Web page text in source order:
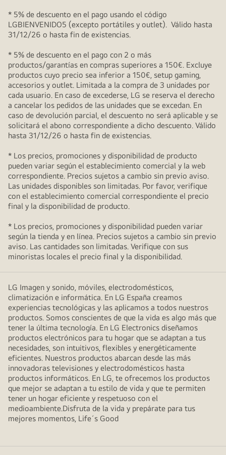
* 5% de descuento en el pago usando el código
LGBIENVENIDO5 (excepto portátiles y outlet). Válido hasta
31/12/26 o hasta fin de existencias.
* 5% de descuento en el pago con 2 o más
productos/garantías en compras superiores a 150€. Excluye
productos cuyo precio sea inferior a 150€, setup gaming,
accesorios y outlet. Limitada a la compra de 3 unidades por
cada usuario. En caso de excederse, LG se reserva el derecho
a cancelar los pedidos de las unidades que se excedan. En
caso de devolución parcial, el descuento no será aplicable y se
solicitará el abono correspondiente a dicho descuento. Válido
hasta 31/12/26 o hasta fin de existencias.
* Los precios, promociones y disponibilidad de producto
pueden variar según el establecimiento comercial y la web
correspondiente. Precios sujetos a cambio sin previo aviso.
Las unidades disponibles son limitadas. Por favor, verifique
con el establecimiento comercial correspondiente el precio
final y la disponibilidad de producto.
* Los precios, promociones y disponibilidad pueden variar
según la tienda y en línea. Precios sujetos a cambio sin previo
aviso. Las cantidades son limitadas. Verifique con sus
minoristas locales el precio final y la disponibilidad.
LG Imagen y sonido, móviles, electrodomésticos,
climatización e informática. En LG España creamos
experiencias tecnológicas y las aplicamos a todos nuestros
productos. Somos conscientes de que la vida es algo más que
tener la última tecnología. En LG Electronics diseñamos
productos electrónicos para tu hogar que se adaptan a tus
necesidades, son intuitivos, flexibles y energéticamente
eficientes. Nuestros productos abarcan desde las más
innovadoras televisiones y electrodomésticos hasta
productos informáticos. En LG, te ofrecemos los productos
que mejor se adaptan a tu estilo de vida y que te permiten
tener un hogar eficiente y respetuoso con el
medioambiente.Disfruta de la vida y prepárate para tus
mejores momentos, Life´s Good